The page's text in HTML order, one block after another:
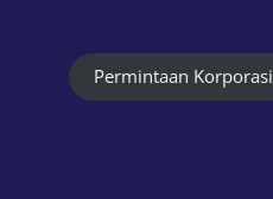
Permintaan Korporasi